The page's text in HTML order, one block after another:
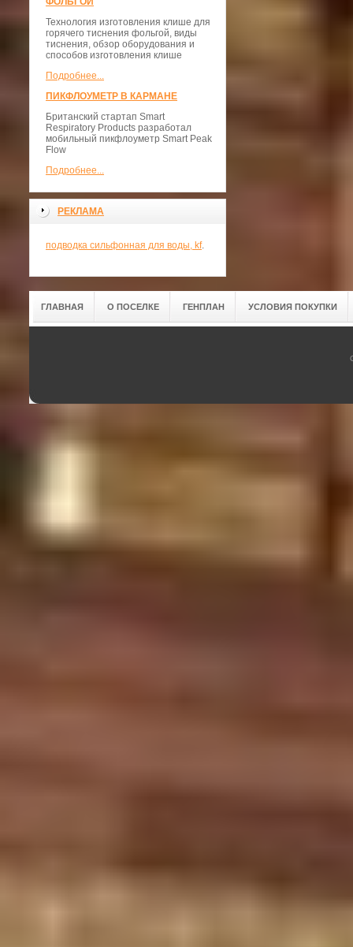
Технология изготовления клише для
горячего тиснения фольгой, виды
тиснения, обзор оборудования и
способов изготовления клише
Подробнее...
ПИКФЛОУМЕТР В КАРМАНЕ
Британский стартап Smart
Respiratory Products разработал
мобильный пикфлоуметр Smart Peak
Flow
Подробнее...
РЕКЛАМА
подводка сильфонная для воды, kf.
ГЛАВНАЯ О ПОСЕЛКЕ ГЕНПЛАН УСЛОВИЯ ПОКУПКИ